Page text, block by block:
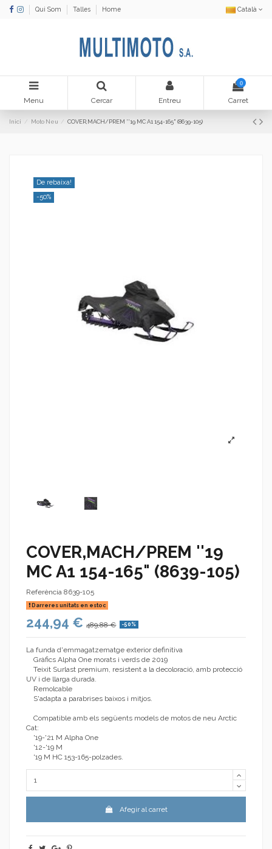
Qui Som Talles Home Català
Menu Cercar Entreu
0
Carret
Inici Moto Neu COVER,MACH/PREM ''19 MC A1 154-165" (8639-105)
De rebaixa!
-50%
COVER,MACH/PREM ''19
MC A1 154-165" (8639-105)
Referència 8639-105
Darreres unitats en estoc
244,94 € 489,88 € -50%
La funda d'emmagatzematge exterior definitiva
Gràfics Alpha One morats i verds de 2019
Teixit Surlast premium, resistent a la decoloració, amb protecció
UV i de llarga durada.
Remolcable
S'adapta a parabrises baixos i mitjos.
Compatible amb els següents models de motos de neu Arctic
Cat:
'19-'21 M Alpha One
'12-'19 M
'19 M HC 153-165-polzades.
Afegir al carret